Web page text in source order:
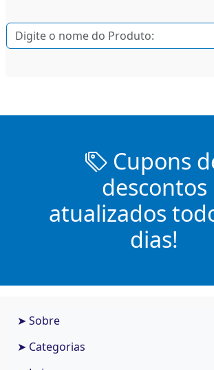
Cupons
descontos
atualizados
dias!
➤ Sobre
➤ Categorias